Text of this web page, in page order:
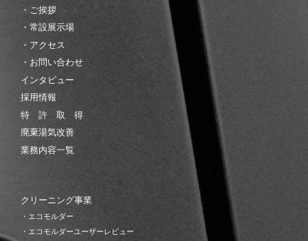
・ご挨拶
・常設展示場
・アクセス
・お問い合わせ
インタビュー
採用情報
特 許 取 得
廃棄湯気改善
業務内容一覧
クリーニング事業
・エコモルダー
・エコモルダーユーザーレビュー